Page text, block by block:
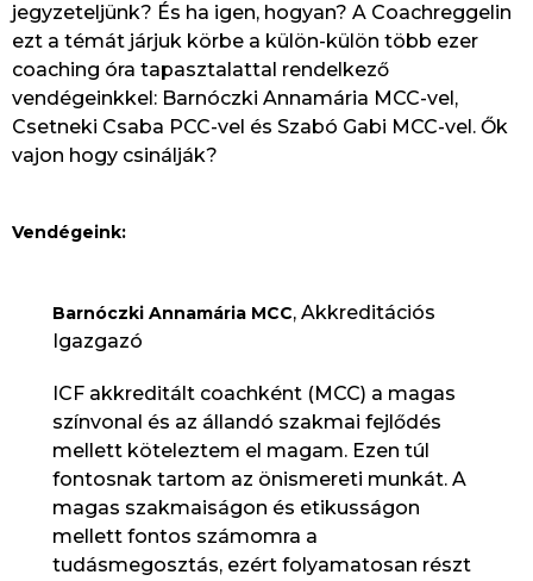
jegyzeteljünk? És ha igen, hogyan? A Coachreggelin
ezt a témát járjuk körbe a külön-külön több ezer
coaching óra tapasztalattal rendelkező
vendégeinkkel: Barnóczki Annamária MCC-vel,
Csetneki Csaba PCC-vel és Szabó Gabi MCC-vel. Ők
vajon hogy csinálják?
Vendégeink:
Barnóczki Annamária MCC, Akkreditációs
Igazgazó
ICF akkreditált coachként (MCC) a magas
színvonal és az állandó szakmai fejlődés
mellett köteleztem el magam. Ezen túl
fontosnak tartom az önismereti munkát. A
magas szakmaiságon és etikusságon
mellett fontos számomra a
tudásmegosztás, ezért folyamatosan részt